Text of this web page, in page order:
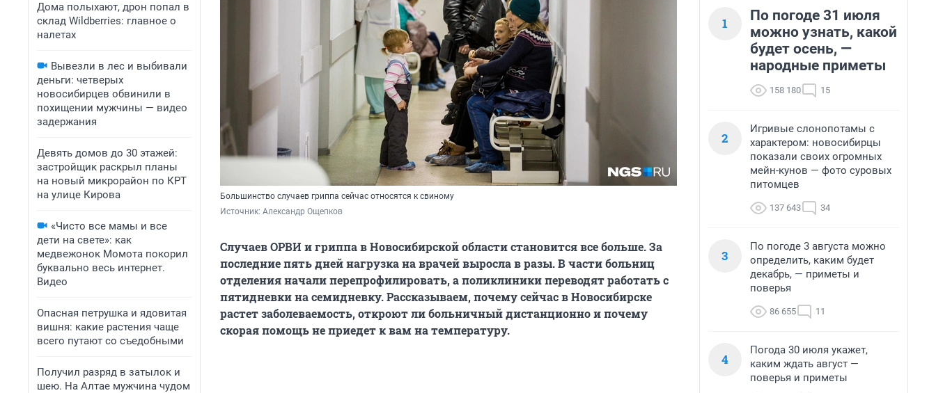
Дома полыхают, дрон попал в
склад Wildberries: главное о
налетах
Вывезли в лес и выбивали
деньги: четверых
новосибирцев обвинили в
похищении мужчины — видео
задержания
Девять домов до 30 этажей:
застройщик раскрыл планы
на новый микрорайон по КРТ
на улице Кирова
«Чисто все мамы и все
дети на свете»: как
медвежонок Момота покорил
буквально весь интернет.
Видео
Опасная петрушка и ядовитая
вишня: какие растения чаще
всего путают со съедобными
Получил разряд в затылок и
шею. На Алтае мужчина чудом
Большинство случаев гриппа сейчас относятся к свиному
Источник: Александр Ощепков
Случаев ОРВИ и гриппа в Новосибирской области становится все больше. За
последние пять дней нагрузка на врачей выросла в разы. В части больниц
отделения начали перепрофилировать, а поликлиники переводят работать с
пятидневки на семидневку. Рассказываем, почему сейчас в Новосибирске
растет заболеваемость, откроют ли больничный дистанционно и почему
скорая помощь не приедет к вам на температуру.
1
По погоде 31 июля
можно узнать, какой
будет осень, —
народные приметы
158 180 15
2
Игривые слонопотамы с
характером: новосибирцы
показали своих огромных
мейн-кунов — фото суровых
питомцев
137 643 34
3
По погоде 3 августа можно
определить, каким будет
декабрь, — приметы и
поверья
86 655 11
4
Погода 30 июля укажет,
каким ждать август —
поверья и приметы